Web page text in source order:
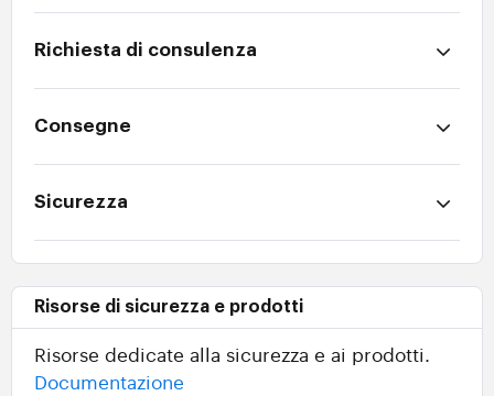
Richiesta di consulenza
Consegne
Sicurezza
Risorse di sicurezza e prodotti
Risorse dedicate alla sicurezza e ai prodotti.
Documentazione